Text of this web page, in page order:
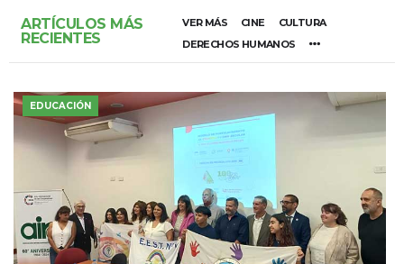
ARTÍCULOS MÁS
RECIENTES
VER MÁS CINE
CULTURA
DERECHOS HUMANOS
EDUCACIÓN